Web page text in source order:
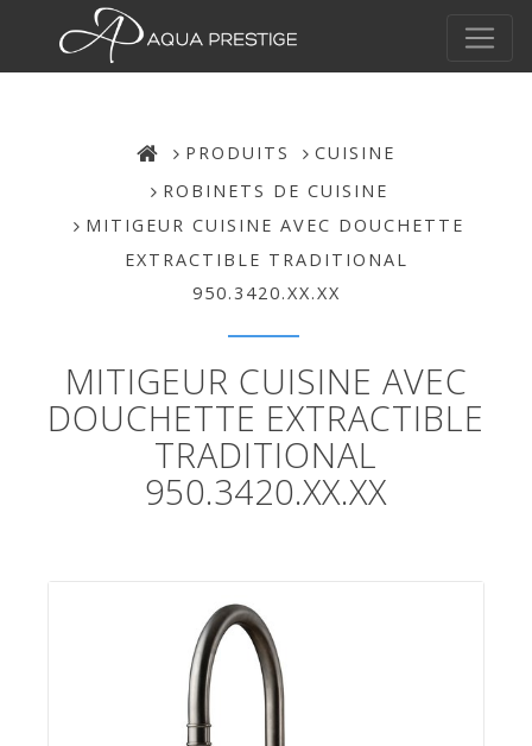
PRODUITS
CUISINE
ROBINETS DE CUISINE
MITIGEUR CUISINE AVEC DOUCHETTE
EXTRACTIBLE TRADITIONAL
950.3420.XX.XX
MITIGEUR CUISINE AVEC
DOUCHETTE EXTRACTIBLE
TRADITIONAL
950.3420.XX.XX